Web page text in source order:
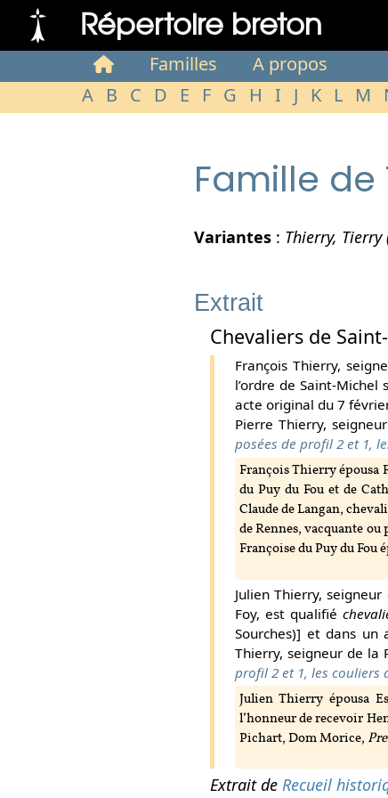
Répertoire breton
Familles
A propos
A B C D E F G H I J K L M
Famille de
Variantes : Thierry, Tierry
Extrait
Chevaliers de
François Thierry,
l’ordre de Saint-
acte original du 7
Pierre Thierry,
posées de profil 2 et 1,
François Thierry épousa
du Puy du Fou et de
Claude de Langan,
de Rennes, vacquante ou
Françoise du Puy du Fou
Julien Thierry,
Foy, est qualifié
Sourches)] et dans
Thierry, seigneur de la
profil 2 et 1, les couliers
Julien Thierry épousa
l’honneur de recevoir
Pichart, Dom Morice,
Extrait de Recueil